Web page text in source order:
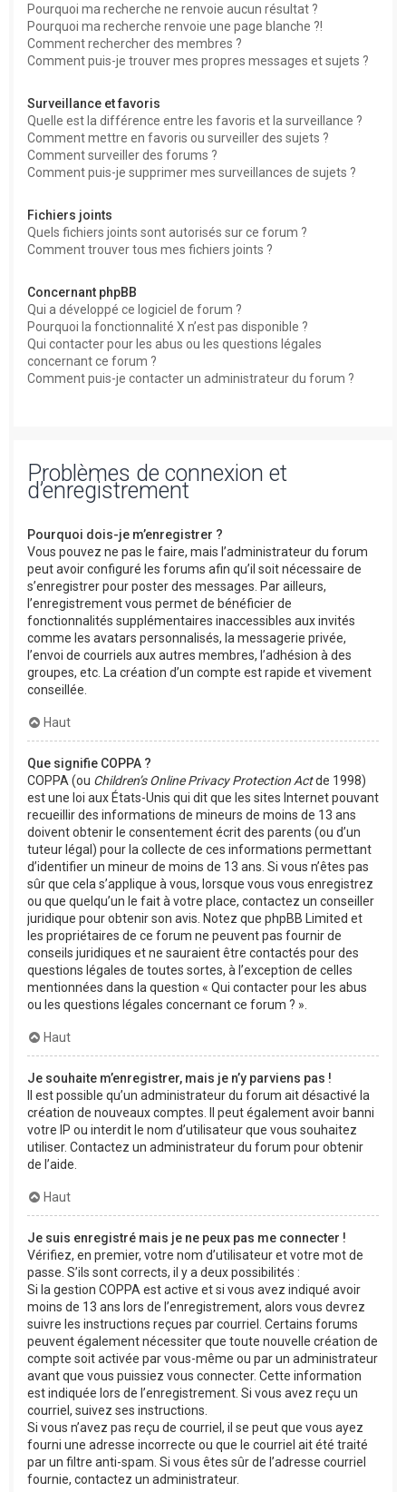
Pourquoi ma recherche ne renvoie aucun résultat ?
Pourquoi ma recherche renvoie une page blanche ?!
Comment rechercher des membres ?
Comment puis-je trouver mes propres messages et sujets ?
Surveillance et favoris
Quelle est la différence entre les favoris et la surveillance ?
Comment mettre en favoris ou surveiller des sujets ?
Comment surveiller des forums ?
Comment puis-je supprimer mes surveillances de sujets ?
Fichiers joints
Quels fichiers joints sont autorisés sur ce forum ?
Comment trouver tous mes fichiers joints ?
Concernant phpBB
Qui a développé ce logiciel de forum ?
Pourquoi la fonctionnalité X n’est pas disponible ?
Qui contacter pour les abus ou les questions légales
concernant ce forum ?
Comment puis-je contacter un administrateur du forum ?
Problèmes de connexion et
d’enregistrement
Pourquoi dois-je m’enregistrer ?
Vous pouvez ne pas le faire, mais l’administrateur du forum
peut avoir configuré les forums afin qu’il soit nécessaire de
s’enregistrer pour poster des messages. Par ailleurs,
l’enregistrement vous permet de bénéficier de
fonctionnalités supplémentaires inaccessibles aux invités
comme les avatars personnalisés, la messagerie privée,
l’envoi de courriels aux autres membres, l’adhésion à des
groupes, etc. La création d’un compte est rapide et vivement
conseillée.
Haut
Que signifie COPPA ?
COPPA (ou Children’s Online Privacy Protection Actde 1998)
est une loi aux États-Unis qui dit que les sites Internet pouvant
recueillir des informations de mineurs de moins de 13 ans
doivent obtenir le consentement écrit des parents (ou d’un
tuteur légal) pour la collecte de ces informations permettant
d’identifier un mineur de moins de 13 ans. Si vous n’êtes pas
sûr que cela s’applique à vous, lorsque vous vous enregistrez
ou que quelqu’un le fait à votre place, contactez un conseiller
juridique pour obtenir son avis. Notez que phpBB Limited et
les propriétaires de ce forum ne peuvent pas fournir de
conseils juridiques et ne sauraient être contactés pour des
questions légales de toutes sortes, à l’exception de celles
mentionnées dans la question « Qui contacter pour les abus
ou les questions légales concernant ce forum ? ».
Haut
Je souhaite m’enregistrer, mais je n’y parviens pas !
Il est possible qu’un administrateur du forum ait désactivé la
création de nouveaux comptes. Il peut également avoir banni
votre IP ou interdit le nom d’utilisateur que vous souhaitez
utiliser. Contactez un administrateur du forum pour obtenir
de l’aide.
Haut
Je suis enregistré mais je ne peux pas me connecter !
Vérifiez, en premier, votre nom d’utilisateur et votre mot de
passe. S’ils sont corrects, il y a deux possibilités :
Si la gestion COPPA est active et si vous avez indiqué avoir
moins de 13 ans lors de l’enregistrement, alors vous devrez
suivre les instructions reçues par courriel. Certains forums
peuvent également nécessiter que toute nouvelle création de
compte soit activée par vous-même ou par un administrateur
avant que vous puissiez vous connecter. Cette information
est indiquée lors de l’enregistrement. Si vous avez reçu un
courriel, suivez ses instructions.
Si vous n’avez pas reçu de courriel, il se peut que vous ayez
fourni une adresse incorrecte ou que le courriel ait été traité
par un filtre anti-spam. Si vous êtes sûr de l’adresse courriel
fournie, contactez un administrateur.